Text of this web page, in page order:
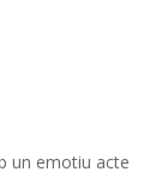
un emotiu acte